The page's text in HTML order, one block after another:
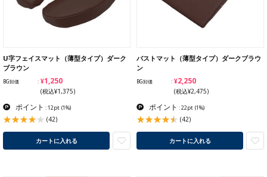
U字フェイスマット（薄型タイプ）ダーク
ブラウン
BG卸価 ¥1,250
(税込¥1,375)
ポイント : 12pt (1%)
(42)
カートに入れる
バストマット（薄型タイプ）ダークブラウ
ン
BG卸価 ¥2,250
(税込¥2,475)
ポイント : 22pt (1%)
(42)
カートに入れる